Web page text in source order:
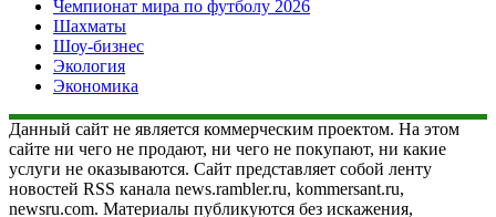
Чемпионат мира по футболу 2026
Шахматы
Шоу-бизнес
Экология
Экономика
Данный сайт не является коммерческим проектом. На этом
сайте ни чего не продают, ни чего не покупают, ни какие
услуги не оказываются. Сайт представляет собой ленту
новостей RSS канала news.rambler.ru, kommersant.ru,
newsru.com. Материалы публикуются без искажения,